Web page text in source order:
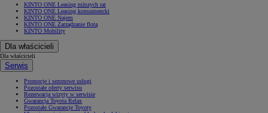
KINTO ONE Leasing niższych rat
KINTO ONE Leasing konsumencki
KINTO ONE Najem
KINTO ONE Zarządzanie flotą
KINTO Mobility
Dla właścicieli
Dla właścicieli
Serwis
Promocje i sezonowe usługi
Pozostałe oferty serwisu
Rezerwacja wizyty w serwisie
Gwarancja Toyota Relax
Pozostałe Gwarancje Toyoty